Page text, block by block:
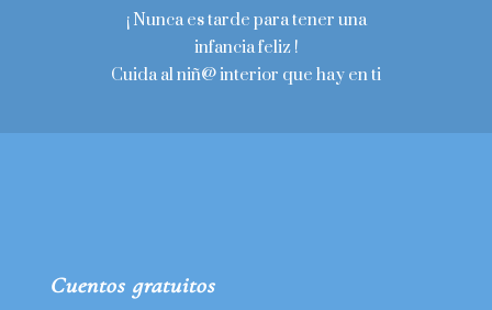
¡ Nunca es tarde para tener una
infancia feliz !
Cuida al niñ@ interior que hay en ti
Cuentos gratuitos